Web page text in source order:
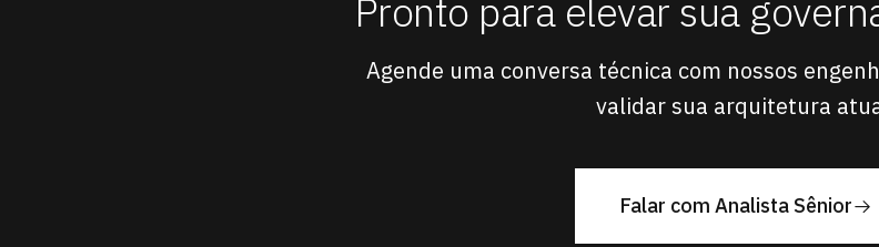
Pronto para elevar sua
Agende uma conversa técnica com nossos
validar sua arquitetura
Falar com Analista Sênior